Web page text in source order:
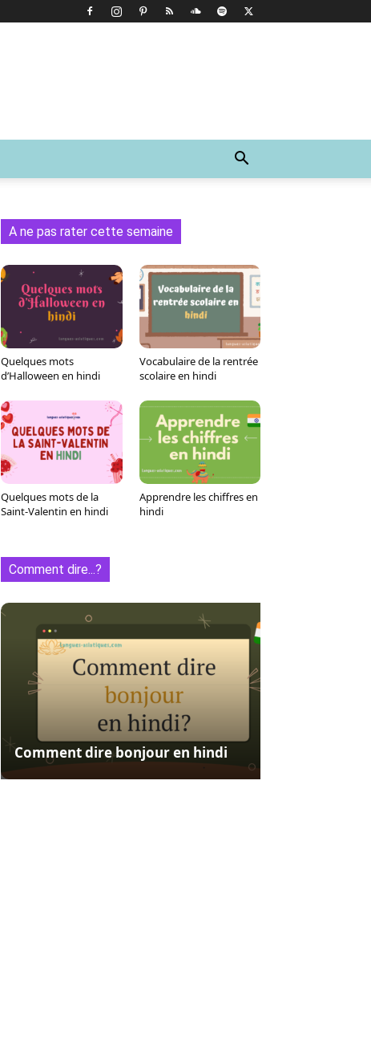
Tumblr WhatsApp
A ne pas rater cette semaine
Quelques mots
d’Halloween en hindi
Vocabulaire de la rentrée
scolaire en hindi
Quelques mots de la
Saint-Valentin en hindi
Apprendre les chiffres en
hindi
Comment dire...?
Comment dire bonjour en hindi